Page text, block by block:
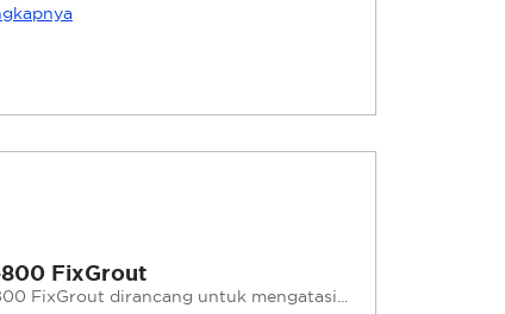
FixGrout
FixGrout dirancang untuk mengatasi...